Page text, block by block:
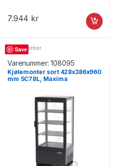
7.944 kr
Save
Kjølemonter
Varenummer:108095
Kjølemonter sort 428x386x960
mm SC78L, Maxima